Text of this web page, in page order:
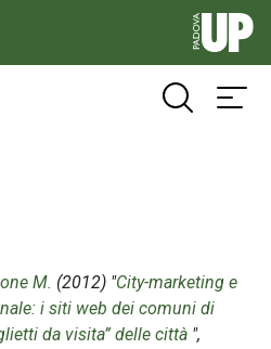
M. (2012) "City-marketing e
i siti web dei comuni di
da visita” delle città ",